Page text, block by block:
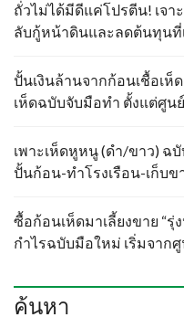
ถั่วไม่ได้มีดีแค่โปรตีน! เจา
ลับกู้หน้าดินและลดต้นทุนที่
ปั้นเงินล้านจากก้อนเชื้อเห็
เห็ดฉบับจับมือทำ ตั้งแต่ศูน
เพาะเห็ดหูหนู (ดำ/ขาว) ฉ
ปั้นก้อน-ทำโรงเรือน-เก็บข
ซื้อก้อนเห็ดมาเลี้ยงขาย “รุ่
กำไรฉบับมือใหม่ เริ่มจาก
ค้นหา